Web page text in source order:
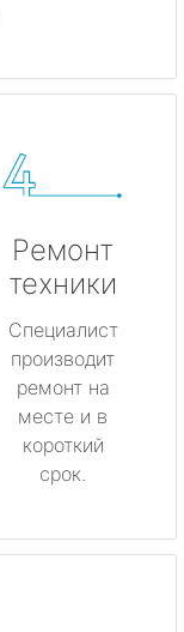
Ремонт
техники
Специалист
производит
ремонт на
месте и в
короткий
срок.